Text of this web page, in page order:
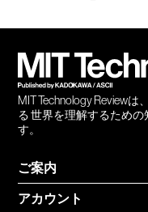
MIT Technology Review
る 世界を理解するため
す。
ご案内
アカウント